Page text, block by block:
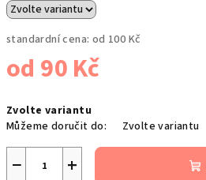
standardní cena: od 100 Kč
od 90 Kč
cena:
Zvolte variantu
Můžeme doručit do:
Zvolte variantu
+
−